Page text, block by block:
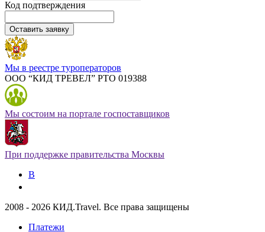
Код подтверждения
Оставить заявку
Мы в реестре туроператоров
ООО “КИД ТРЕВЕЛ” РТО 019388
Мы состоим на портале госпоставщиков
При поддержке правительства Москвы
В
2008 - 2026 КИД.Travel. Все права защищены
Платежи